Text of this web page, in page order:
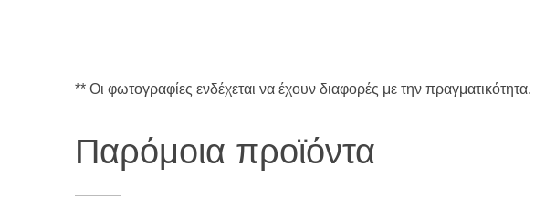
** Οι φωτογραφίες ενδέχεται να έχουν διαφορές με την πραγματικότητα.
Παρόμοια προϊόντα